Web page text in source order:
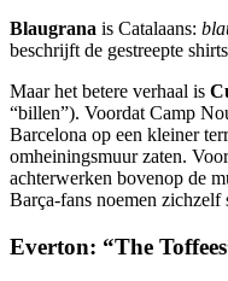
Blaugrana is Catalaans:
beschrijft de gestreepte
Maar het betere verhaal is
“billen”). Voordat Camp
Barcelona op een kleiner
omheiningsmuur zaten.
achterwerken bovenop de
Barça-fans noemen zichzelf
Everton: “The